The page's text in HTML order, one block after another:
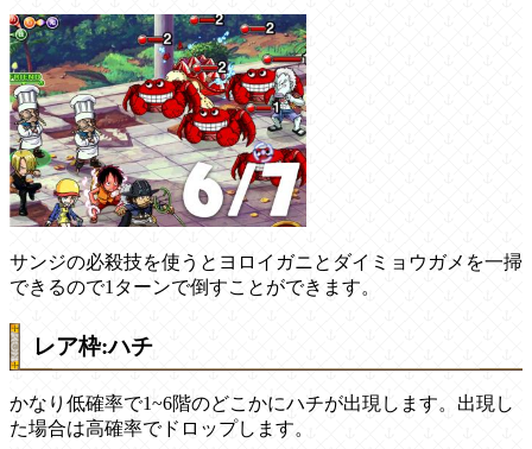
サンジの必殺技を使うとヨロイガニとダイミョウガメを一掃
できるので1ターンで倒すことができます。
レア枠:ハチ
かなり低確率で1~6階のどこかにハチが出現します。出現し
た場合は高確率でドロップします。